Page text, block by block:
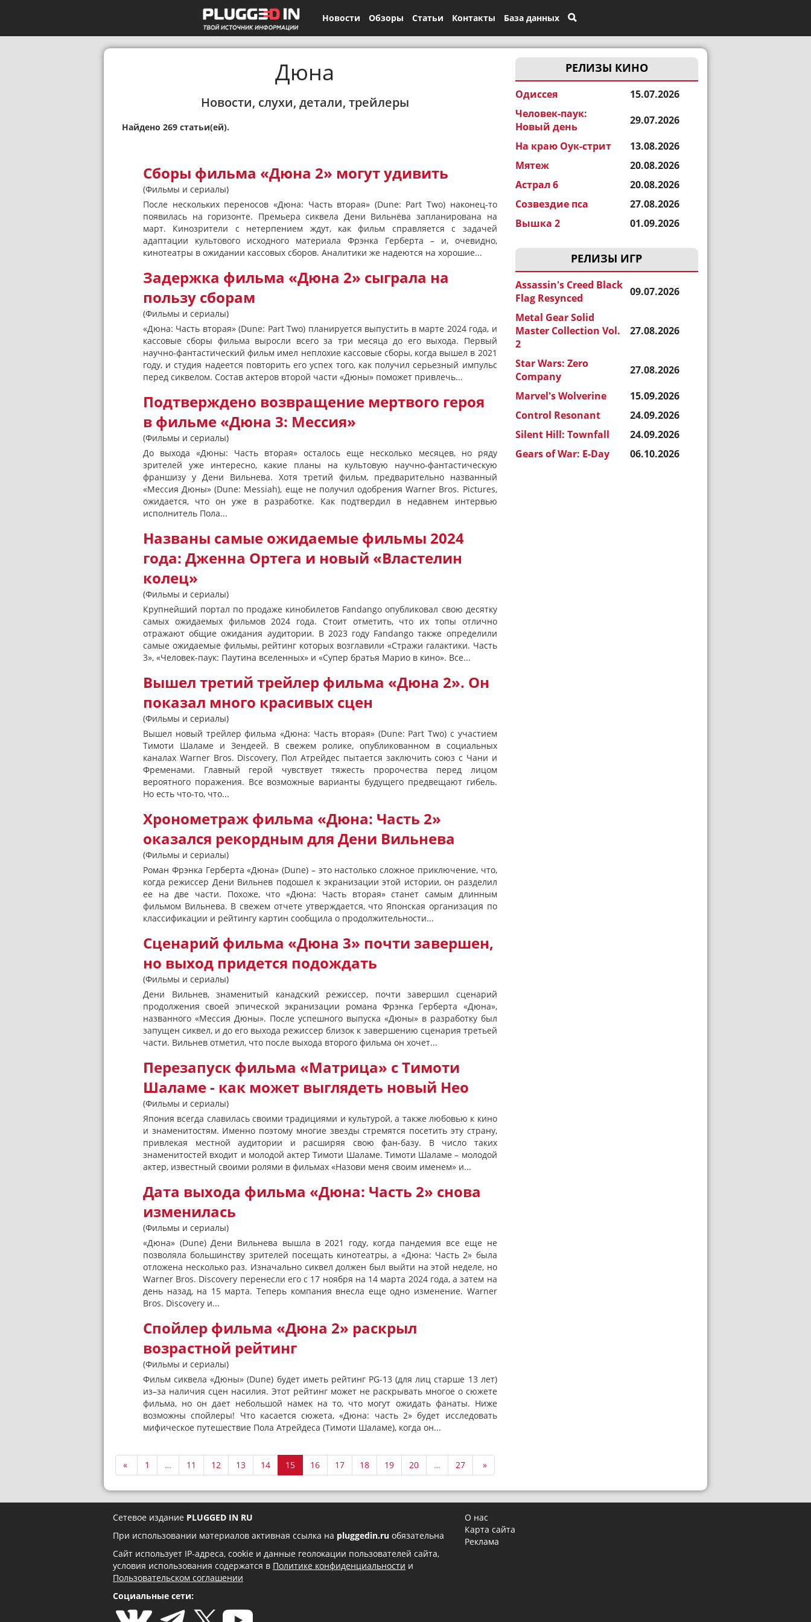
Новости Обзоры Статьи Контакты База данных
РЕЛИЗЫ КИНО
Одиссея
15.07.2026
Человек-паук:
Новый день
29.07.2026
На краю Оук-стрит
13.08.2026
Мятеж
20.08.2026
Астрал 6
20.08.2026
Созвездие пса
27.08.2026
Вышка 2
01.09.2026
РЕЛИЗЫ ИГР
Assassin's Creed Black
Flag Resynced
09.07.2026
Metal Gear Solid
Master Collection Vol.
2
27.08.2026
Star Wars: Zero
Company
27.08.2026
Marvel's Wolverine
15.09.2026
Control Resonant
24.09.2026
Silent Hill: Townfall
24.09.2026
Gears of War: E-Day
06.10.2026
Дюна
Новости, слухи, детали, трейлеры
Найдено 269 статьи(ей).
Сборы фильма «Дюна 2» могут удивить
(Фильмы и сериалы)
После нескольких переносов «Дюна: Часть вторая» (Dune: Part Two) наконец-то
появилась на горизонте. Премьера сиквела Дени Вильнёва запланирована на
март. Кинозрители с нетерпением ждут, как фильм справляется с задачей
адаптации культового исходного материала Фрэнка Герберта – и, очевидно,
кинотеатры в ожидании кассовых сборов. Аналитики же надеются на хорошие...
Задержка фильма «Дюна 2» сыграла на
пользу сборам
(Фильмы и сериалы)
«Дюна: Часть вторая» (Dune: Part Two) планируется выпустить в марте 2024 года, и
кассовые сборы фильма выросли всего за три месяца до его выхода. Первый
научно-фантастический фильм имел неплохие кассовые сборы, когда вышел в 2021
году, и студия надеется повторить его успех того, как получил серьезный импульс
перед сиквелом. Состав актеров второй части «Дюны» поможет привлечь...
Подтверждено возвращение мертвого героя
в фильме «Дюна 3: Мессия»
(Фильмы и сериалы)
До выхода «Дюны: Часть вторая» осталось еще несколько месяцев, но ряду
зрителей уже интересно, какие планы на культовую научно-фантастическую
франшизу у Дени Вильнева. Хотя третий фильм, предварительно названный
«Мессия Дюны» (Dune: Messiah), еще не получил одобрения Warner Bros. Pictures,
ожидается, что он уже в разработке. Как подтвердил в недавнем интервью
исполнитель Пола...
Названы самые ожидаемые фильмы 2024
года: Дженна Ортега и новый «Властелин
колец»
(Фильмы и сериалы)
Крупнейший портал по продаже кинобилетов Fandango опубликовал свою десятку
самых ожидаемых фильмов 2024 года. Стоит отметить, что их топы отлично
отражают общие ожидания аудитории. В 2023 году Fandango также определили
самые ожидаемые фильмы, рейтинг которых возглавили «Стражи галактики. Часть
3», «Человек-паук: Паутина вселенных» и «Супер братья Марио в кино». Все...
Вышел третий трейлер фильма «Дюна 2». Он
показал много красивых сцен
(Фильмы и сериалы)
Вышел новый трейлер фильма «Дюна: Часть вторая» (Dune: Part Two) с участием
Тимоти Шаламе и Зендеей. В свежем ролике, опубликованном в социальных
каналах Warner Bros. Discovery, Пол Атрейдес пытается заключить союз с Чани и
Фременами. Главный герой чувствует тяжесть пророчества перед лицом
вероятного поражения. Все возможные варианты будущего предвещают гибель.
Но есть что-то, что...
Хронометраж фильма «Дюна: Часть 2»
оказался рекордным для Дени Вильнева
(Фильмы и сериалы)
Роман Фрэнка Герберта «Дюна» (Dune) – это настолько сложное приключение, что,
когда режиссер Дени Вильнев подошел к экранизации этой истории, он разделил
ее на две части. Похоже, что «Дюна: Часть вторая» станет самым длинным
фильмом Вильнева. В свежем отчете утверждается, что Японская организация по
классификации и рейтингу картин сообщила о продолжительности...
Сценарий фильма «Дюна 3» почти завершен,
но выход придется подождать
(Фильмы и сериалы)
Дени Вильнев, знаменитый канадский режиссер, почти завершил сценарий
продолжения своей эпической экранизации романа Фрэнка Герберта «Дюна»,
названного «Мессия Дюны». После успешного выпуска «Дюны» в разработку был
запущен сиквел, и до его выхода режиссер близок к завершению сценария третьей
части. Вильнев отметил, что после выхода второго фильма он хочет...
Перезапуск фильма «Матрица» с Тимоти
Шаламе - как может выглядеть новый Нео
(Фильмы и сериалы)
Япония всегда славилась своими традициями и культурой, а также любовью к кино
и знаменитостям. Именно поэтому многие звезды стремятся посетить эту страну,
привлекая местной аудитории и расширяя свою фан-базу. В число таких
знаменитостей входит и молодой актер Тимоти Шаламе. Тимоти Шаламе – молодой
актер, известный своими ролями в фильмах «Назови меня своим именем» и...
Дата выхода фильма «Дюна: Часть 2» снова
изменилась
(Фильмы и сериалы)
«Дюна» (Dune) Дени Вильнева вышла в 2021 году, когда пандемия все еще не
позволяла большинству зрителей посещать кинотеатры, а «Дюна: Часть 2» была
отложена несколько раз. Изначально сиквел должен был выйти на этой неделе, но
Warner Bros. Discovery перенесли его с 17 ноября на 14 марта 2024 года, а затем на
день назад, на 15 марта. Теперь компания внесла еще одно изменение. Warner
Bros. Discovery и...
Спойлер фильма «Дюна 2» раскрыл
возрастной рейтинг
(Фильмы и сериалы)
Фильм сиквела «Дюны» (Dune) будет иметь рейтинг PG-13 (для лиц старше 13 лет)
из–за наличия сцен насилия. Этот рейтинг может не раскрывать многое о сюжете
фильма, но он дает небольшой намек на то, что могут ожидать фанаты. Ниже
возможны спойлеры! Что касается сюжета, «Дюна: часть 2» будет исследовать
мифическое путешествие Пола Атрейдеса (Тимоти Шаламе), когда он...
« 1 … 11 12 13 14 15 16 17 18 19 20 … 27 »
Сетевое издание PLUGGED IN RU
При использовании материалов активная ссылка на pluggedin.ru обязательна
Сайт использует IP-адреса, cookie и данные геолокации пользователей сайта,
условия использования содержатся в Политике конфиденциальности и
Пользовательском соглашении
Социальные сети:
О нас
Карта сайта
Реклама